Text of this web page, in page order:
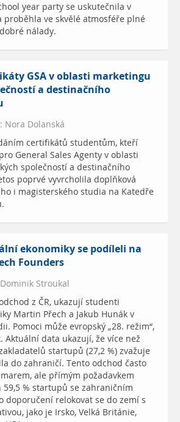
year party se uskutečnila v
proběhla ve skvělé atmosféře plné
nálady.
GSA v oblasti marketingu
a destinačního
Nora Dolanská
certifikátů studentům, kteří
General Sales Agenty v oblasti
společností a destinačního
poprvé vyvrcholila doplňková
i magisterského studia na Katedře
ekonomiky se podíleli na
Founders
Stroukal
z ČR, ukazují studenti
Martin Přech a Jakub Hunák v
Pomoci může evropský „28. režim“,
Aktuální data ukazují, že více než
startupů (27,2 %) zvažuje
do zahraničí. Tento odchod často
ale přímým požadavkem
59,5 % startupů se zahraničním
doporučení relokovat se do zemí s
jako je Irsko, Velká Británie,